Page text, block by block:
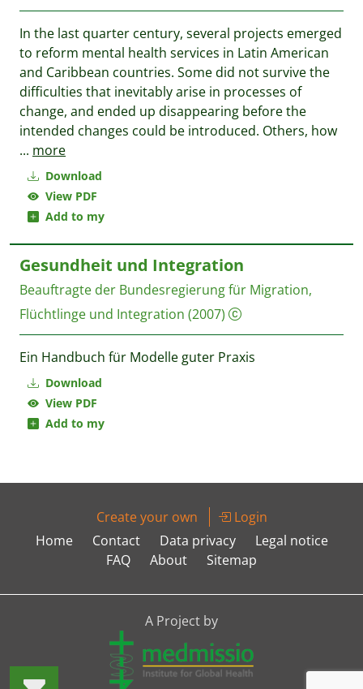
Download
View PDF
Add to my
In the last quarter century, several projects emerged
to reform mental health services in Latin American
and Caribbean countries. Some did not survive the
difficulties that inevitably arise in processes of
change, and ended up disappearing before the
intended changes could be introduced. Others, how
... more
Download
View PDF
Add to my
Gesundheit und Integration
Beauftragte der Bundesregierung für Migration,
Flüchtlinge und Integration (2007)
Ein Handbuch für Modelle guter Praxis
Create your own
Login
Home
Contact Data privacy
Legal notice
FAQ
About Sitemap
A Project by